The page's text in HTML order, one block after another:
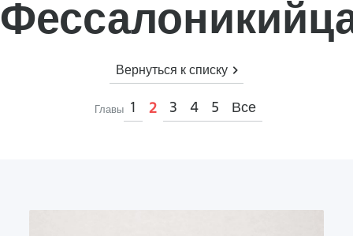
Вернуться к списку
Главы 1 2 3 4 5 Все